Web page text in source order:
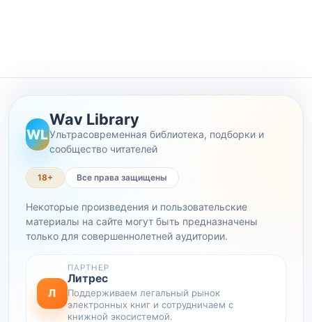
WL
Wav Library
Ультрасовременная библиотека, подборки и
сообщество читателей
18+ Все права защищены
Некоторые произведения и пользовательские
материалы на сайте могут быть предназначены
только для совершеннолетней аудитории.
Л
ПАРТНЕР
Литрес
Поддерживаем легальный рынок
электронных книг и сотрудничаем с
книжной экосистемой.